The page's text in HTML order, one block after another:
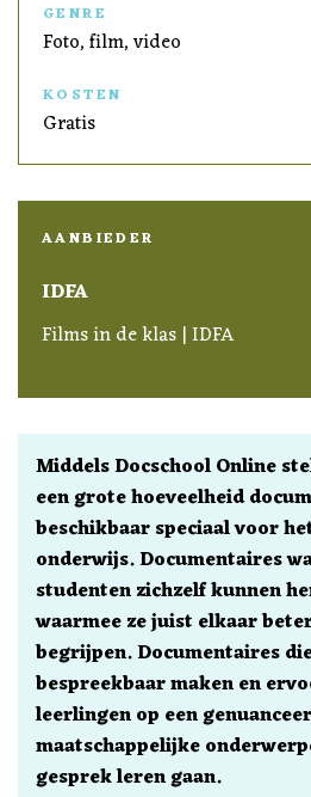
GENRE
Foto, film, video
KOSTEN
Gratis
AANBIEDER
IDFA
Films in de klas | IDFA
Middels Docschool Online
een grote hoeveelheid
beschikbaar speciaal voor
onderwijs. Documentaires
studenten zichzelf kunnen
waarmee ze juist elkaar
begrijpen. Documentaires
bespreekbaar maken en
leerlingen op een
maatschappelijke
gesprek leren gaan.